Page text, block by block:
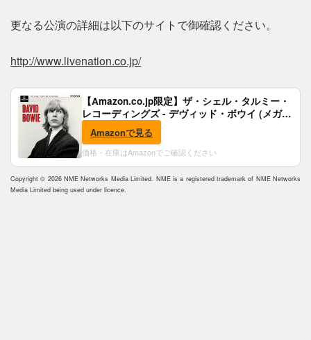
更なる公演の詳細は以下のサイトで御確認ください。
http://www.livenation.co.jp/
【Amazon.co.jp限定】ザ・シェル・タルミー・
レコーディングズ - デヴィッド・ボウイ (メガジ
ャケ付)
Amazonで見る
価格・在庫はAmazonでご確認ください
Copyright © 2026 NME Networks Media Limited. NME is a registered trademark of NME Networks
Media Limited being used under licence.